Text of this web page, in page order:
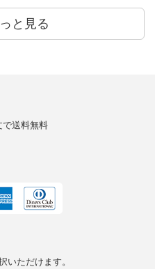
と見る
で送料無料
いただけます。